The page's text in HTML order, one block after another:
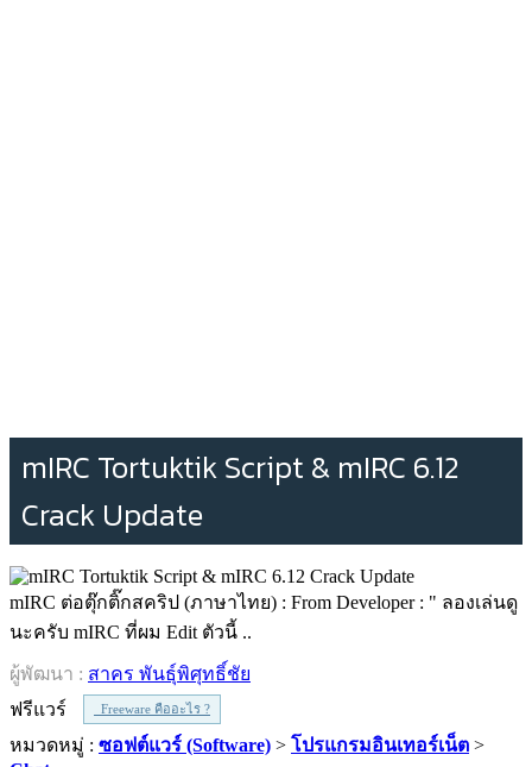
mIRC Tortuktik Script & mIRC 6.12
Crack Update
mIRC ต่อตุ๊กติ๊กสคริป (ภาษาไทย) : From Developer : " ลองเล่นดู
นะครับ mIRC ที่ผม Edit ตัวนี้ ..
ผู้พัฒนา : สาคร พันธุ์พิศุทธิ์ชัย
ฟรีแวร์
Freeware คืออะไร ?
หมวดหมู่ : ซอฟต์แวร์ (Software) > โปรแกรมอินเทอร์เน็ต >